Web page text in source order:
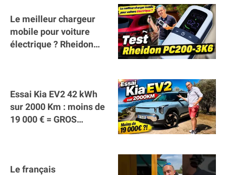
Le meilleur chargeur
mobile pour voiture
électrique ? Rheidon
Essai Kia EV2 42 kWh
sur 2000 Km : moins de
19 000 € = GROS
Le français